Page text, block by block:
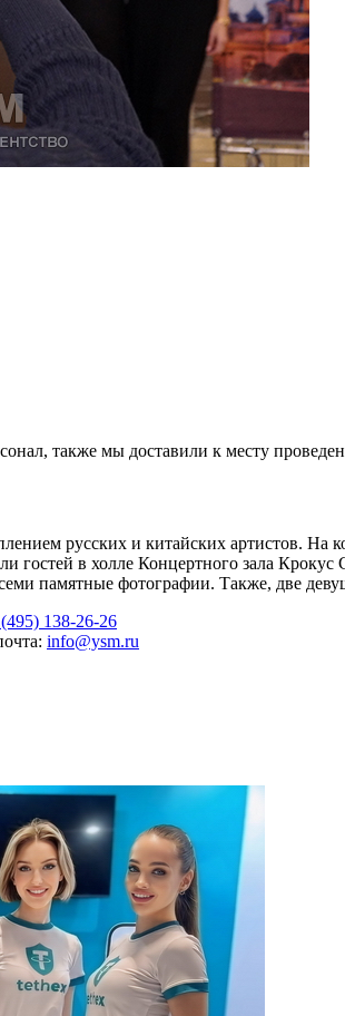
также мы доставили к месту
русских и китайских артистов.
гостей в холле Концертного зала
памятные фотографии. Также, две
138-26-26
info@ysm.ru